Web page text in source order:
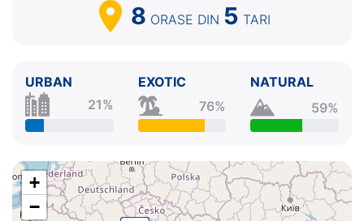
8 ORASE DIN 5 TARI
URBAN
21%
EXOTIC
76%
NATURAL
59%
+
−